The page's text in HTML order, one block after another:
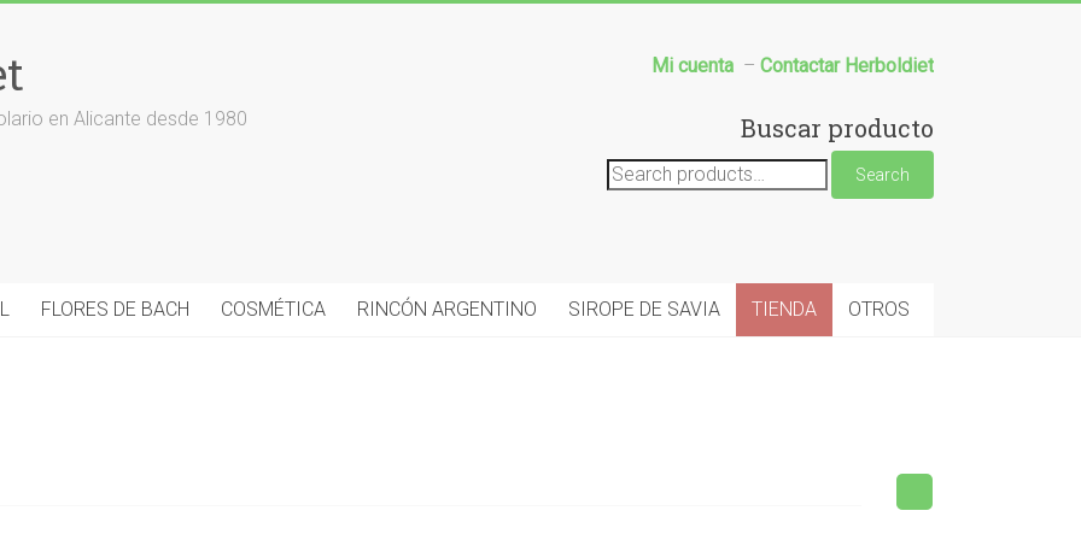
en Alicante desde 1980
Mi cuenta – Contactar Herboldiet
Buscar producto
Search
for:
Search
FLORES DE BACH COSMÉTICA RINCÓN ARGENTINO SIROPE DE SAVIA TIENDA OTROS